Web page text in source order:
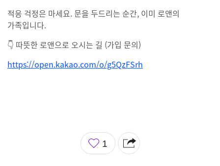
적응 걱정은 마세요. 문을 두드리는 순간, 이미 로앤의
가족입니다.
👇 따뜻한 로앤으로 오시는 길 (가입 문의)
https://open.kakao.com/o/g5QzFSrh
좋
아
1